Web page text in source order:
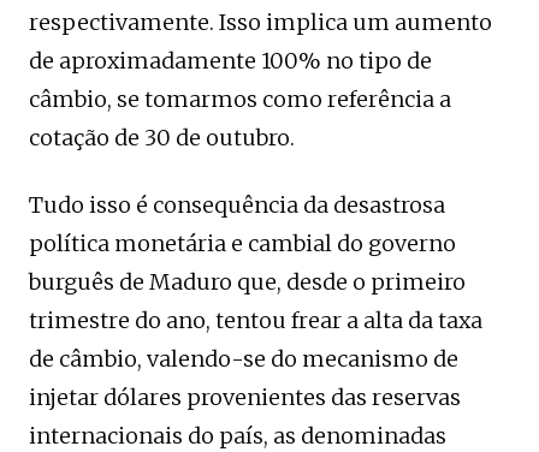
respectivamente. Isso implica um aumento
de aproximadamente 100% no tipo de
câmbio, se tomarmos como referência a
cotação de 30 de outubro.
Tudo isso é consequência da desastrosa
política monetária e cambial do governo
burguês de Maduro que, desde o primeiro
trimestre do ano, tentou frear a alta da taxa
de câmbio, valendo-se do mecanismo de
injetar dólares provenientes das reservas
internacionais do país, as denominadas